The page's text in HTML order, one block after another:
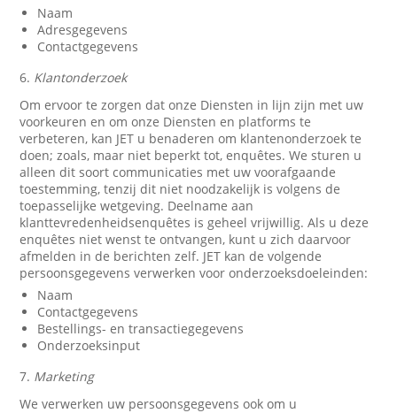
Naam
Adresgegevens
Contactgegevens
6. Klantonderzoek
Om ervoor te zorgen dat onze Diensten in lijn zijn met uw
voorkeuren en om onze Diensten en platforms te
verbeteren, kan JET u benaderen om klantenonderzoek te
doen; zoals, maar niet beperkt tot, enquêtes. We sturen u
alleen dit soort communicaties met uw voorafgaande
toestemming, tenzij dit niet noodzakelijk is volgens de
toepasselijke wetgeving. Deelname aan
klanttevredenheidsenquêtes is geheel vrijwillig. Als u deze
enquêtes niet wenst te ontvangen, kunt u zich daarvoor
afmelden in de berichten zelf. JET kan de volgende
persoonsgegevens verwerken voor onderzoeksdoeleinden:
Naam
Contactgegevens
Bestellings- en transactiegegevens
Onderzoeksinput
7. Marketing
We verwerken uw persoonsgegevens ook om u